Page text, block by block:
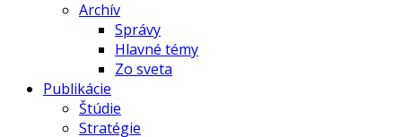
Archív
Správy
Hlavné témy
Zo sveta
Publikácie
Štúdie
Stratégie